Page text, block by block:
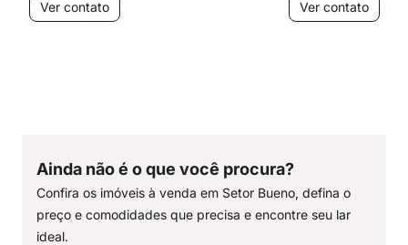
Ver contato
Ver contato
Ainda não é o que você procura?
Confira os imóveis à venda em Setor Bueno, defina o
preço e comodidades que precisa e encontre seu lar
ideal.